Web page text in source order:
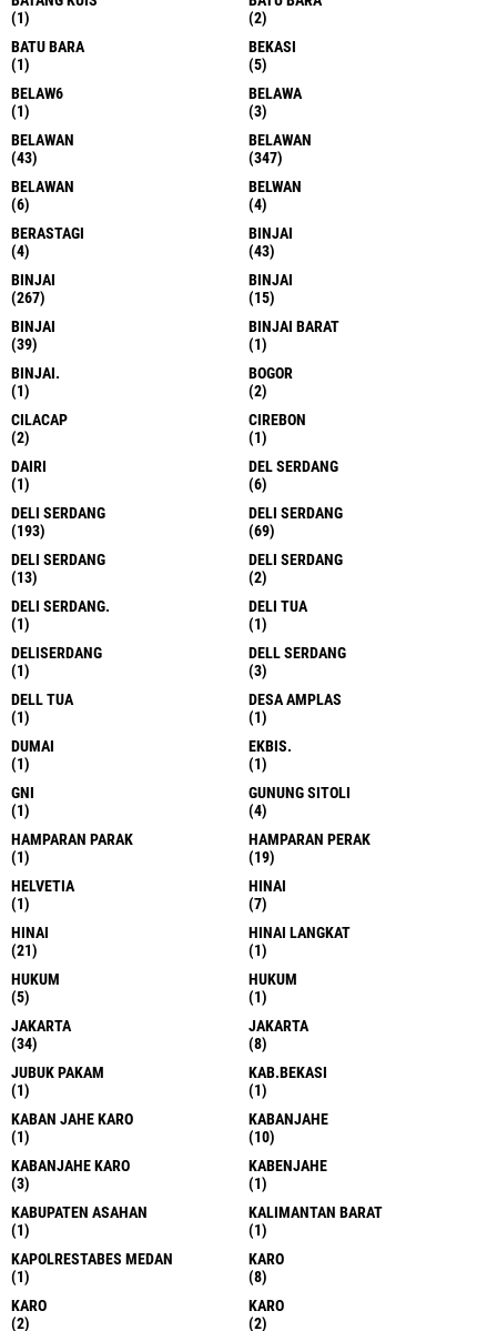
(1)
(2)
BATU BARA
(1)
BEKASI
(5)
BELAW6
(1)
BELAWA
(3)
BELAWAN
(43)
BELAWAN
(347)
BELAWAN
(6)
BELWAN
(4)
BERASTAGI
(4)
BINJAI
(43)
BINJAI
(267)
BINJAI
(15)
BINJAI
(39)
BINJAI BARAT
(1)
BINJAI.
(1)
BOGOR
(2)
CILACAP
(2)
CIREBON
(1)
DAIRI
(1)
DEL SERDANG
(6)
DELI SERDANG
(193)
DELI SERDANG
(69)
DELI SERDANG
(13)
DELI SERDANG
(2)
DELI SERDANG.
(1)
DELI TUA
(1)
DELISERDANG
(1)
DELL SERDANG
(3)
DELL TUA
(1)
DESA AMPLAS
(1)
DUMAI
(1)
EKBIS.
(1)
GNI
(1)
GUNUNG SITOLI
(4)
HAMPARAN PARAK
(1)
HAMPARAN PERAK
(19)
HELVETIA
(1)
HINAI
(7)
HINAI
(21)
HINAI LANGKAT
(1)
HUKUM
(5)
HUKUM
(1)
JAKARTA
(34)
JAKARTA
(8)
JUBUK PAKAM
(1)
KAB.BEKASI
(1)
KABAN JAHE KARO
(1)
KABANJAHE
(10)
KABANJAHE KARO
(3)
KABENJAHE
(1)
KABUPATEN ASAHAN
(1)
KALIMANTAN BARAT
(1)
KAPOLRESTABES MEDAN
(1)
KARO
(8)
KARO
(2)
KARO
(2)